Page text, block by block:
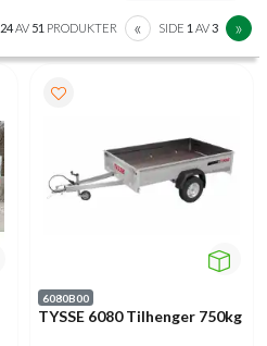
24AV 51 PRODUKTER «PREVIOUS
SIDE 1 AV3 »
6080B00
TYSSE 6080 Tilhenger 750kg